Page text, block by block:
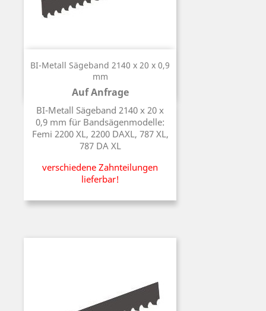
BI-Metall Sägeband 2140 x 20 x 0,9
mm
Auf Anfrage
Preis
BI-Metall Sägeband 2140 x 20 x
0,9 mm für Bandsägenmodelle:
Femi 2200 XL, 2200 DAXL, 787 XL,
787 DA XL
verschiedene Zahnteilungen
lieferbar!